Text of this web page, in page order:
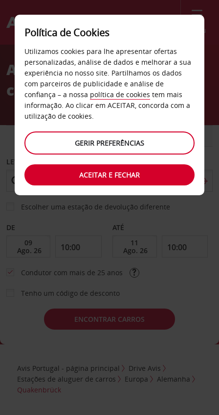
Menu
Welcome
AvisAluguer de
carros Quakenbrueck
CARRO COMERCIAIS
LEVANTAR EM
Escolher uma estação de devolução diferente
DE ATÉ
Condutor com mais de 25 anos
Tenho um código de desconto
ENCONTRAR CARROS
Avis Portugal - página principal
Drive Avis
Estações de aluguer de carros
Europa
Alemanha
Quakenbrück
Política de Cookies
Utilizamos cookies para lhe apresentar ofertas
personalizadas, análise de dados e melhorar a sua
experiência no nosso site. Partilhamos os dados
com parceiros de publicidade e análise de
confiança – a nossa política de cookies tem mais
informação. Ao clicar em ACEITAR, concorda com a
utilização de cookies.
GERIR PREFERÊNCIAS
ACEITAR E FECHAR